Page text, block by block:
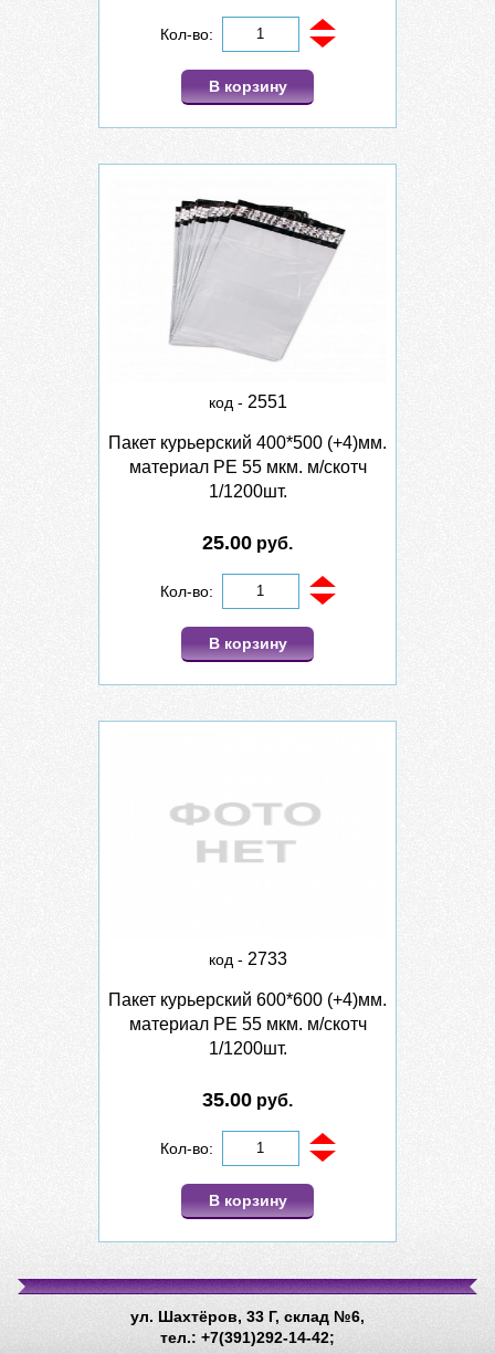
Кол-во:
В корзину
код - 2551
Пакет курьерский 400*500 (+4)мм.
материал PE 55 мкм. м/скотч
1/1200шт.
25.00 руб.
Кол-во:
В корзину
код - 2733
Пакет курьерский 600*600 (+4)мм.
материал PE 55 мкм. м/скотч
1/1200шт.
35.00 руб.
Кол-во:
В корзину
ул. Шахтёров, 33 Г, склад №6,
тел.: +7(391)292-14-42;